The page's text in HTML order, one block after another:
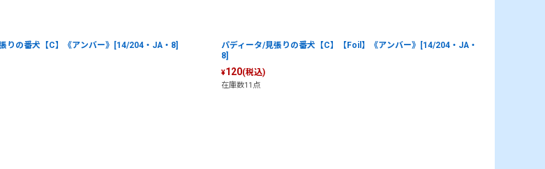
りの番犬【C】《アンバー》[14/204・JA・8]
パディータ/見張りの番犬【C】【Foil】《アンバー》[14/204・JA・
8]
¥120(税込)
在庫数11点